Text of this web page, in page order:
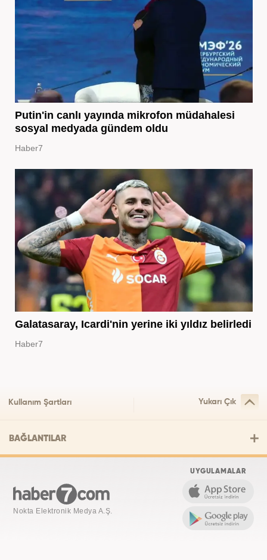
Putin'in canlı yayında mikrofon müdahalesi
sosyal medyada gündem oldu
Haber7
Galatasaray, Icardi'nin yerine iki yıldız belirledi
Haber7
Kullanım Şartları Yukarı Çık
BAĞLANTILAR
Nokta Elektronik Medya A.Ş.
UYGULAMALAR